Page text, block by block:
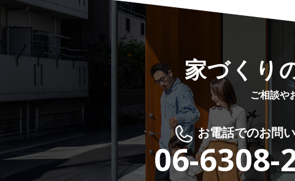
家づくり
ご相談や
お電話でのお問
06-6308-